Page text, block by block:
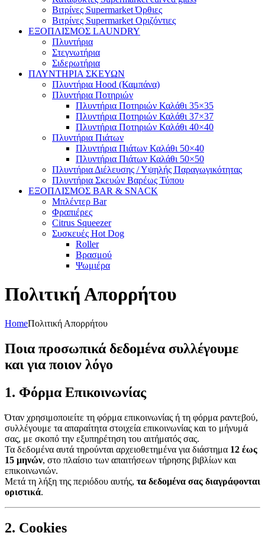
Βιτρίνες Supermarket Όρθιες
Βιτρίνες Supermarket Οριζόντιες
ΕΞΟΠΛΙΣΜΟΣ LAUNDRY
Πλυντήρια
Στεγνωτήρια
Σιδερωτήρια
ΠΛΥΝΤΗΡΙΑ ΣΚΕΥΩΝ
Πλυντήρια Hood (Καμπάνα)
Πλυντήρια Ποτηριών
Πλυντήρια Ποτηριών Καλάθι 35×35
Πλυντήρια Ποτηριών Καλάθι 37×37
Πλυντήρια Ποτηριών Καλάθι 40×40
Πλυντήρια Πιάτων
Πλυντήρια Πιάτων Καλάθι 50×40
Πλυντήρια Πιάτων Καλάθι 50×50
Πλυντήρια Διέλευσης / Υψηλής Παραγωγικότητας
Πλυντήρια Σκευών Βαρέως Τύπου
ΕΞΟΠΛΙΣΜΟΣ BAR & SNACK
Μπλέντερ Bar
Φραπιέρες
Citrus Squeezer
Συσκευές Hot Dog
Roller
Βρασμού
Ψωμιέρα
Πολιτική Απορρήτου
HomeΠολιτική Απορρήτου
Ποια προσωπικά δεδομένα συλλέγουμε
και για ποιον λόγο
1. Φόρμα Επικοινωνίας
Όταν χρησιμοποιείτε τη φόρμα επικοινωνίας ή τη φόρμα ραντεβού,
συλλέγουμε τα απαραίτητα στοιχεία επικοινωνίας και το μήνυμά
σας, με σκοπό την εξυπηρέτηση του αιτήματός σας.
Τα δεδομένα αυτά τηρούνται αρχειοθετημένα για διάστημα 12 έως
15 μηνών, στο πλαίσιο των απαιτήσεων τήρησης βιβλίων και
επικοινωνιών.
Μετά τη λήξη της περιόδου αυτής, τα δεδομένα σας διαγράφονται
οριστικά.
2. Cookies